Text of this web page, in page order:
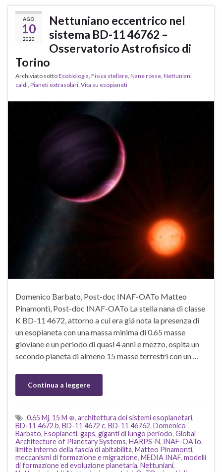
AGO
10
2020
Nettuniano eccentrico nel
sistema BD-11 46762 –
Osservatorio Astrofisico di
Torino
Archiviato sottoEsobiologia Fisica stellare Nane rosse Nettuniani
caldi Pianeti extrasolari Vita su esopianeti
Domenico Barbato, Post-doc INAF-OATo Matteo
Pinamonti, Post-doc INAF-OATo La stella nana di classe
K BD-11 4672, attorno a cui era giá nota la presenza di
un esopianeta con una massa minima di 0.65 masse
gioviane e un periodo di quasi 4 anni e mezzo, ospita un
secondo pianeta di almeno 15 masse terrestri con un …
Continua a leggere
0.65 Mj, 15 M ⊕, architettura dei sistemi esoplanetari,
BD-11 4672 b, BD-11 4672 c, BD-11 46762, Domenico
Barbato, Esopianeti, gaps, giganti di lungo periodo, Global
Architecture of Planetary Systems, HARPS-N, INAF-OATo,
limite interno della fascia di abitabilità, Matteo Pinamonti,
meccanismi di formazione e migrazione, MEDIA INAF, modelli
di formazione ed evoluzione planetaria, Nettuniani,